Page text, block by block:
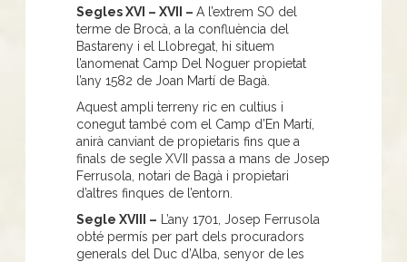
Segles XVI – XVII – A l’extrem SO del
terme de Brocà, a la confluència del
Bastareny i el Llobregat, hi situem
l’anomenat Camp Del Noguer propietat
l’any 1582 de Joan Martí de Bagà.
Aquest ampli terreny ric en cultius i
conegut també com el Camp d’En Martí,
anirà canviant de propietaris fins que a
finals de segle XVII passa a mans de Josep
Ferrusola, notari de Bagà i propietari
d’altres finques de l’entorn.
Segle XVIII – L’any 1701, Josep Ferrusola
obté permís per part dels procuradors
generals del Duc d’Alba, senyor de les